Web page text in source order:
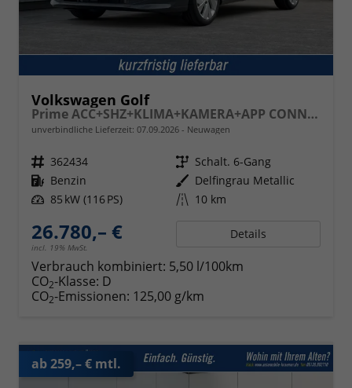
Volkswagen Golf
Prime ACC+SHZ+KLIMA+KAMERA+APP CONNECT+LED+17" ALU
unverbindliche Lieferzeit: 07.09.2026 Neuwagen
Fahrzeugnr. 362434 Getriebe Schalt. 6-Gang
Kraftstoff Benzin Außenfarbe Delfingrau Metallic
Leistung 85 kW (116 PS) Kilometerstand 10 km
26.780,– €
incl. 19% MwSt.
Details
Verbrauch kombiniert: 5,50 l/100km
CO2-Klasse: D
CO2-Emissionen: 125,00 g/km
ab 259,– € mtl.